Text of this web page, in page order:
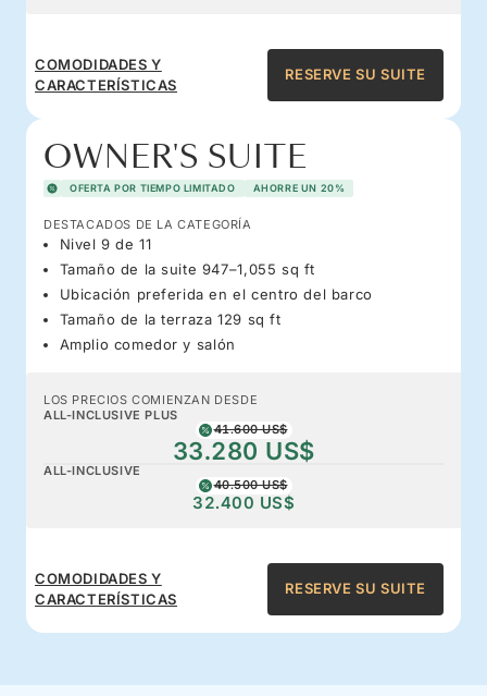
COMODIDADES Y
CARACTERÍSTICAS
RESERVE SU SUITE
OWNER'S SUITE
OFERTA POR TIEMPO LIMITADO AHORRE UN 20%
DESTACADOS DE LA CATEGORÍA
Nivel 9 de 11
Tamaño de la suite 947–1,055 sq ft
Ubicación preferida en el centro del barco
Tamaño de la terraza 129 sq ft
Amplio comedor y salón
LOS PRECIOS COMIENZAN DESDE
ALL-INCLUSIVE PLUS
41.600 US$
33.280 US$
ALL-INCLUSIVE
40.500 US$
32.400 US$
COMODIDADES Y
CARACTERÍSTICAS
RESERVE SU SUITE